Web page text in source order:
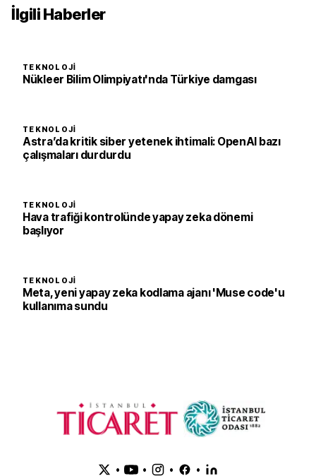
İlgili Haberler
TEKNOLOJI
Nükleer Bilim Olimpiyatı'nda Türkiye damgası
TEKNOLOJI
Astra’da kritik siber yetenek ihtimali: OpenAI bazı
çalışmaları durdurdu
TEKNOLOJI
Hava trafiği kontrolünde yapay zeka dönemi
başlıyor
TEKNOLOJI
Meta, yeni yapay zeka kodlama ajanı 'Muse code'u
kullanıma sundu
• • • •